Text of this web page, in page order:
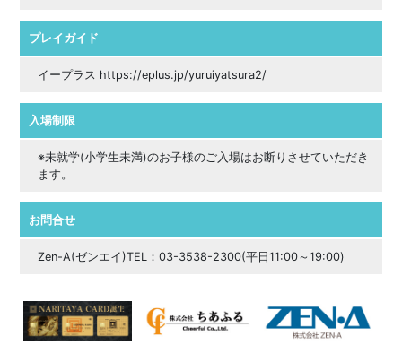
プレイガイド
イープラス https://eplus.jp/yuruiyatsura2/
入場制限
※未就学(小学生未満)のお子様のご入場はお断りさせていただき
ます。
お問合せ
Zen-A(ゼンエイ)TEL：03-3538-2300(平日11:00～19:00)